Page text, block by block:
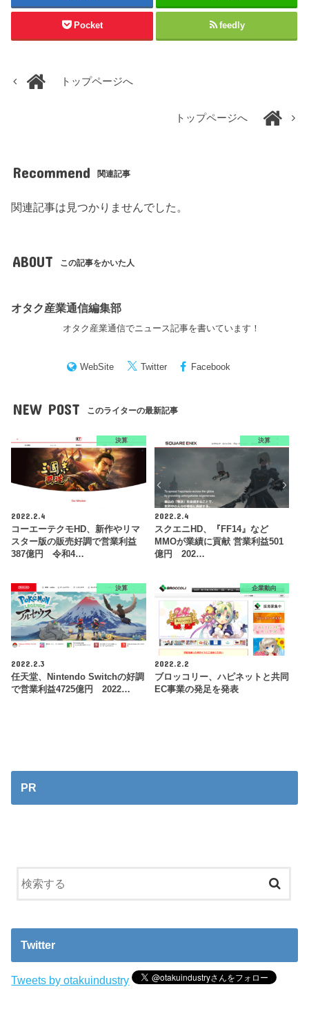
Pocket feedly
トップページへ
トップページへ
Recommend 関連記事
関連記事は見つかりませんでした。
ABOUT この記事をかいた人
オタク産業通信編集部
オタク産業通信でニュース記事を書いています！
WebSite Twitter Facebook
NEW POST このライターの最新記事
決算
2022.2.4
コーエーテクモHD、新作やリマ
スター版の販売好調で営業利益
387億円 令和4…
決算
2022.2.4
スクエニHD、『FF14』など
MMOが業績に貢献 営業利益501
億円 202…
決算
2022.2.3
任天堂、Nintendo Switchの好調
で営業利益4725億円 2022…
企業動向
2022.2.2
ブロッコリー、ハピネットと共同
EC事業の発足を発表
PR
Twitter
Tweets by otakuindustry